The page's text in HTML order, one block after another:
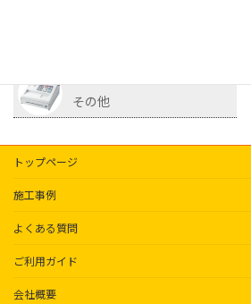
その他
トップページ
施工事例
よくある質問
ご利用ガイド
会社概要